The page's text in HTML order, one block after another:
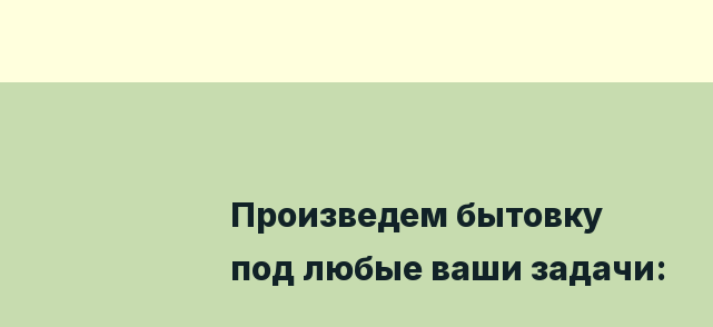
Произведем бытовку
под любые ваши задачи: